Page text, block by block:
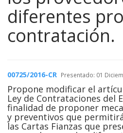
diferentes
contratación.
00725/2016-CR Presentado: 01
Propone modificar el
Ley de Contrataciones del
finalidad de proponer
y preventivos que
las Cartas Fianzas que